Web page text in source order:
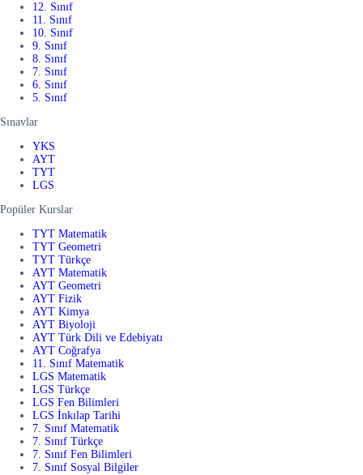
12. Sınıf
11. Sınıf
10. Sınıf
9. Sınıf
8. Sınıf
7. Sınıf
6. Sınıf
5. Sınıf
Sınavlar
YKS
AYT
TYT
LGS
Popüler Kurslar
TYT Matematik
TYT Geometri
TYT Türkçe
AYT Matematik
AYT Geometri
AYT Fizik
AYT Kimya
AYT Biyoloji
AYT Türk Dili ve Edebiyatı
AYT Coğrafya
11. Sınıf Matematik
LGS Matematik
LGS Türkçe
LGS Fen Bilimleri
LGS İnkılap Tarihi
7. Sınıf Matematik
7. Sınıf Türkçe
7. Sınıf Fen Bilimleri
7. Sınıf Sosyal Bilgiler